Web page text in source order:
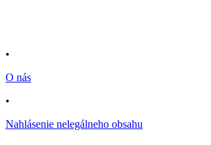
•
O nás
•
Nahlásenie nelegálneho obsahu